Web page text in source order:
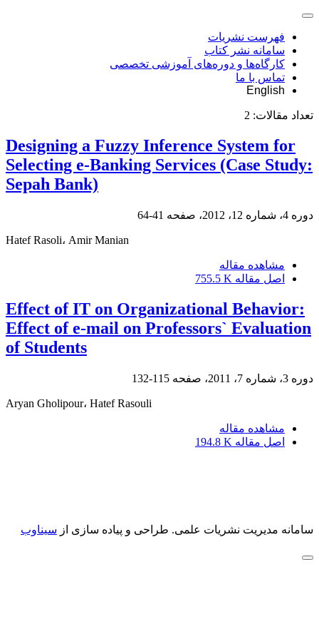
فهرست نشریات
سامانه نشر کتاب
کارگاه‌ها و دوره‌های آموزشی تخصصی
تماس با ما
English
تعداد مقالات: 2
Designing a Fuzzy Inference System for
Selecting e-Banking Services (Case Study:
Sepah Bank)
دوره 4، شماره 12، 2012، صفحه 41-64
Hatef Rasoli، Amir Manian
مشاهده مقاله
اصل مقاله 755.5 K
Effect of IT on Organizational Behavior:
Effect of e-mail on Professors` Evaluation
of Students
دوره 3، شماره 7، 2011، صفحه 115-132
Aryan Gholipour، Hatef Rasouli
مشاهده مقاله
اصل مقاله 194.8 K
سامانه مدیریت نشریات علمی. طراحی و پیاده سازی از سیناوب